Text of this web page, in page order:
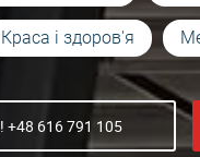
Краса і здоров'я
616 791 105